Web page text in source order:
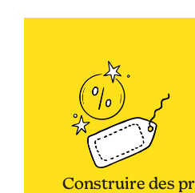
Construire des